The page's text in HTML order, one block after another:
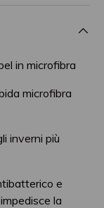
in microfibra
microfibra
inverni più
e
la